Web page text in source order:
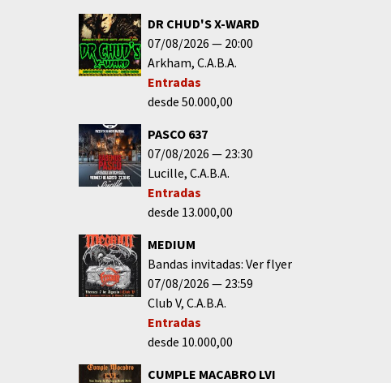
DR CHUD'S X-WARD
07/08/2026
20:00
Arkham C.A.B.A.
Entradas
desde 50.000,00
PASCO 637
07/08/2026
23:30
Lucille C.A.B.A.
Entradas
desde 13.000,00
MEDIUM
Bandas invitadas: Ver flyer
07/08/2026
23:59
Club V C.A.B.A.
Entradas
desde 10.000,00
CUMPLE MACABRO LVI